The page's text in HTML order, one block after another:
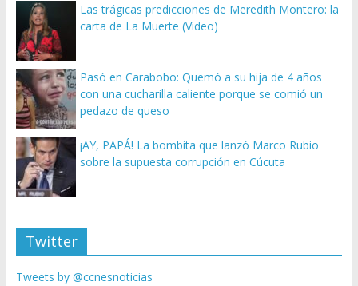
Las trágicas predicciones de Meredith Montero: la
carta de La Muerte (Video)
Pasó en Carabobo: Quemó a su hija de 4 años
con una cucharilla caliente porque se comió un
pedazo de queso
¡AY, PAPÁ! La bombita que lanzó Marco Rubio
sobre la supuesta corrupción en Cúcuta
Twitter
Tweets by @ccnesnoticias